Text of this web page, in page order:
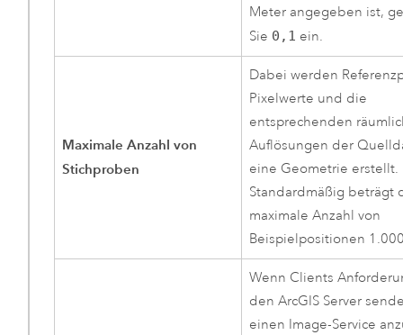
Meter angegeben ist,
Sie 0,1 ein.
Maximale Anzahl von
Stichproben
Dabei werden
Pixelwerte und die
entsprechenden
Auflösungen der
eine Geometrie erstellt.
Standardmäßig beträgt
maximale Anzahl von
Beispielpositionen
Wenn Clients
denArcGIS Server
einen Image-Service